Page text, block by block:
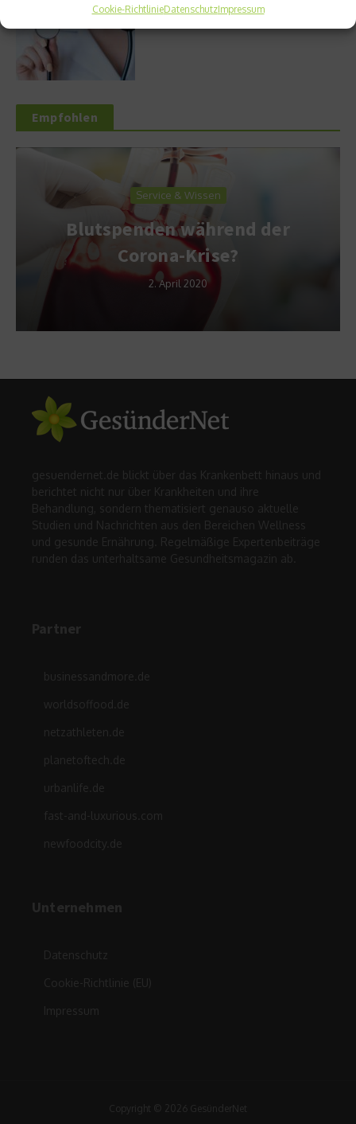
Cookie-RichtlinieDatenschutzImpressum
Bauchschmerzen beim Kind: Mögliche
Empfohlen
Service & Wissen
Blutspenden während der
Corona-Krise?
2. April 2020
gesuendernet.de blickt über das Krankenbett hinaus und
berichtet nicht nur über Krankheiten und ihre
Behandlung, sondern thematisiert genauso aktuelle
Studien und Nachrichten aus den Bereichen Wellness
und gesunde Ernährung. Regelmäßige Expertenbeiträge
runden das unterhaltsame Gesundheitsmagazin ab.
Partner
businessandmore.de
worldsoffood.de
netzathleten.de
planetoftech.de
urbanlife.de
fast-and-luxurious.com
newfoodcity.de
Unternehmen
Datenschutz
Cookie-Richtlinie (EU)
Impressum
Copyright © 2026 GesünderNet